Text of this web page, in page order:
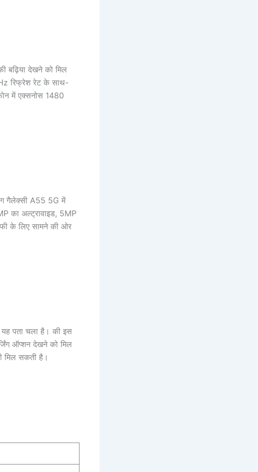
बढ़िया देखने को मिल
रिफ्रेश रेट के साथ-
में एक्सनोस 1480
गैलेक्सी A55 5G में
का अल्ट्रावाइड, 5MP
के लिए सामने की ओर
पता चला है। की इस
ऑप्शन देखने को मिल
मिल सकती है।